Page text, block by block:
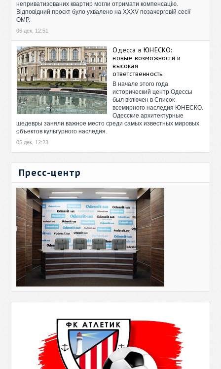
неприватизованих квартир могли отримати компенсацію.
Відповідний проєкт було ухвалено на XXXV позачерговій сесії
ОМР.
06 дек, 12:51
Одесса в ЮНЕСКО:
новые возможности и
высокая
ответственность
В начале этого года
исторический центр Одессы
был включен в Список
всемирного наследия ЮНЕСКО.
Одесские архитектурные
шедевры заняли важное место среди самых известных мировых
объектов культурного наследия.
05 дек, 12:23
Пресс-центр